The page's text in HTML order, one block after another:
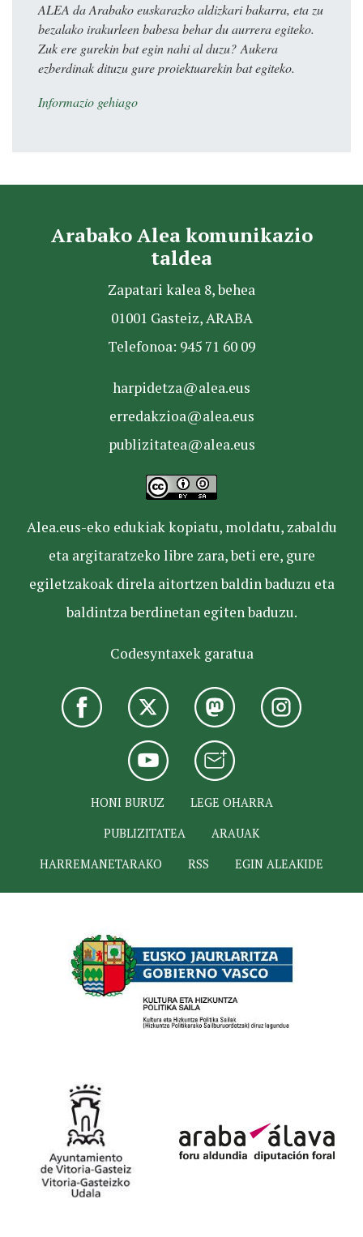
ALEA da Arabako euskarazko aldizkari bakarra, eta zu
bezalako irakurleen babesa behar du aurrera egiteko.
Zuk ere gurekin bat egin nahi al duzu? Aukera
ezberdinak dituzu gure proiektuarekin bat egiteko.
Informazio gehiago
Arabako Alea komunikazio
taldea
Zapatari kalea 8, behea
01001 Gasteiz, ARABA
Telefonoa: 945 71 60 09
harpidetza@alea.eus
erredakzioa@alea.eus
publizitatea@alea.eus
Alea.eus-eko edukiak kopiatu, moldatu, zabaldu
eta argitaratzeko libre zara, beti ere, gure
egiletzakoak direla aitortzen baldin baduzu eta
baldintza berdinetan egiten baduzu.
Codesyntaxek garatua
HONI BURUZ
LEGE OHARRA
PUBLIZITATEA
ARAUAK
HARREMANETARAKO
RSS EGIN ALEAKIDE